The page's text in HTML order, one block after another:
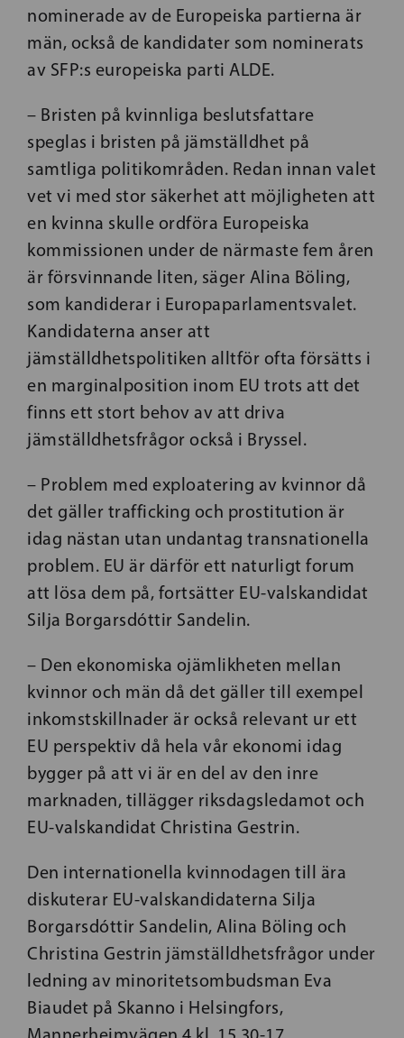
nominerade av de Europeiska partierna är
män, också de kandidater som nominerats
av SFP:s europeiska parti ALDE.
– Bristen på kvinnliga beslutsfattare
speglas i bristen på jämställdhet på
samtliga politikområden. Redan innan valet
vet vi med stor säkerhet att möjligheten att
en kvinna skulle ordföra Europeiska
kommissionen under de närmaste fem åren
är försvinnande liten, säger Alina Böling,
som kandiderar i Europaparlamentsvalet.
Kandidaterna anser att
jämställdhetspolitiken alltför ofta försätts i
en marginalposition inom EU trots att det
finns ett stort behov av att driva
jämställdhetsfrågor också i Bryssel.
– Problem med exploatering av kvinnor då
det gäller trafficking och prostitution är
idag nästan utan undantag transnationella
problem. EU är därför ett naturligt forum
att lösa dem på, fortsätter EU-valskandidat
Silja Borgarsdóttir Sandelin.
– Den ekonomiska ojämlikheten mellan
kvinnor och män då det gäller till exempel
inkomstskillnader är också relevant ur ett
EU perspektiv då hela vår ekonomi idag
bygger på att vi är en del av den inre
marknaden, tillägger riksdagsledamot och
EU-valskandidat Christina Gestrin.
Den internationella kvinnodagen till ära
diskuterar EU-valskandidaterna Silja
Borgarsdóttir Sandelin, Alina Böling och
Christina Gestrin jämställdhetsfrågor under
ledning av minoritetsombudsman Eva
Biaudet på Skanno i Helsingfors,